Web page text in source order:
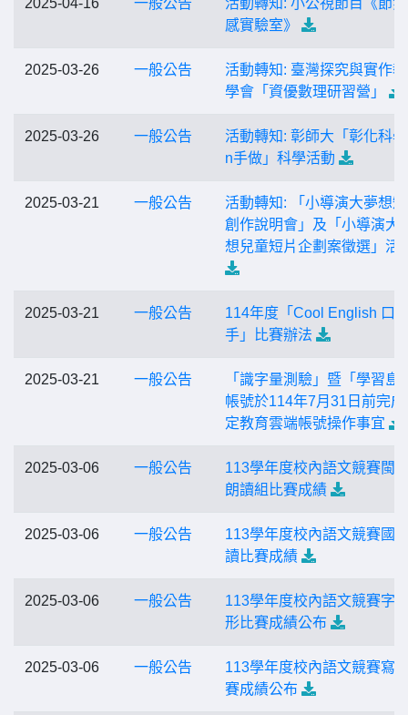
2025-04-16 一般公告
活動轉知: 小公視節目《節
感實驗室》
2025-03-26 一般公告
活動轉知: 臺灣探究與實作
學會「資優數理研習營」
2025-03-26 一般公告
活動轉知: 彰師大「彰化科
n手做」科學活動
2025-03-21 一般公告
活動轉知: 「小導演大夢想
創作說明會」及「小導演大
想兒童短片企劃案徵選」活
2025-03-21 一般公告
114年度「Cool English 口
手」比賽辦法
2025-03-21 一般公告
「識字量測驗」暨「學習島
帳號於114年7月31日前完成
定教育雲端帳號操作事宜
2025-03-06 一般公告
113學年度校內語文競賽閩
朗讀組比賽成績
2025-03-06 一般公告
113學年度校內語文競賽國
讀比賽成績
2025-03-06 一般公告
113學年度校內語文競賽字
形比賽成績公布
2025-03-06 一般公告
113學年度校內語文競賽寫
賽成績公布